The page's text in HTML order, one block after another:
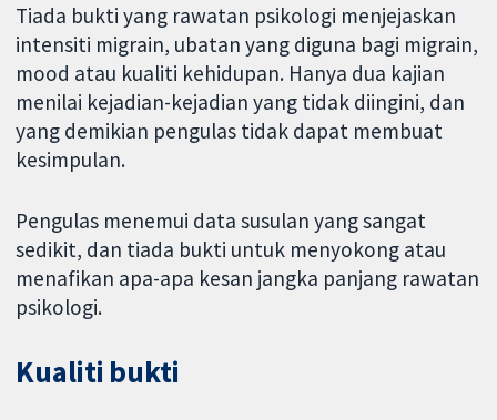
Tiada bukti yang rawatan psikologi menjejaskan
intensiti migrain, ubatan yang diguna bagi migrain,
mood atau kualiti kehidupan. Hanya dua kajian
menilai kejadian-kejadian yang tidak diingini, dan
yang demikian pengulas tidak dapat membuat
kesimpulan.
Pengulas menemui data susulan yang sangat
sedikit, dan tiada bukti untuk menyokong atau
menafikan apa-apa kesan jangka panjang rawatan
psikologi.
Kualiti bukti